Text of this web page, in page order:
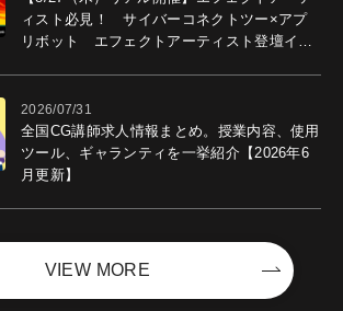
ィスト必見！ サイバーコネクトツー×アプ
リボット エフェクトアーティスト登壇イベ
2026/07/31
全国CG講師求人情報まとめ。授業内容、使用
ツール、ギャランティを一挙紹介【2026年6
月更新】
VIEW MORE